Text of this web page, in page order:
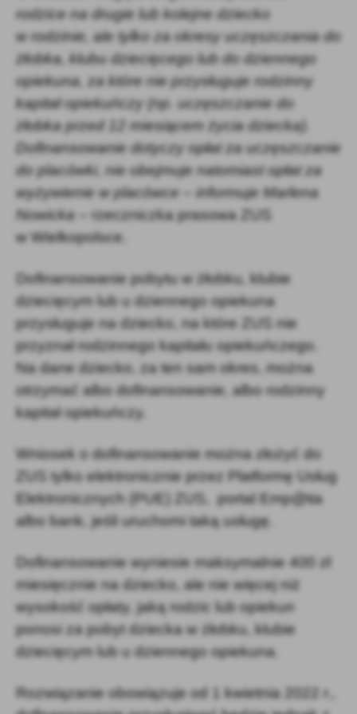
rodzice na drugie lub kolejne dziecko
w rodzinie, ale tylko za okresy uczęszczania do
żłobka, klubu dziecięcego lub do dziennego
opiekuna, za które nie przysługuje rodzinny
kapitał opiekuńczy (np. uczęszczanie do
żłobka przed 12 miesiącem życia dziecka).
Dofinansowanie dotyczy opłat za uczęszczanie
do placówki, nie obejmuje natomiast opłat za
wyżywienie w placówce – informuje Marlena
Nowicka – rzeczniczka prasowa ZUS
w Wielkopolsce.
Dofinansowanie pobytu w żłobku, klubie
dziecięcym lub u dziennego opiekuna
przysługuje na dziecko, na które ZUS nie
przyznał rodzinnego kapitału opiekuńczego.
Na dane dziecko, za ten sam okres, można
otrzymać albo dofinansowanie, albo rodzinny
kapitał opiekuńczy.
Wniosek o dofinansowanie można złożyć do
ZUS tylko elektronicznie przez Platformę Usług
Elektronicznych (PUE) ZUS, portal Emp@tia
albo bank, jeśli uruchomi taką usługę.
Dofinansowanie wyniesie maksymalnie 400 zł
miesięcznie na dziecko, ale nie więcej niż
wysokość opłaty, jaką rodzic lub opiekun
ponosi za pobyt dziecka w żłobku, klubie
dziecięcym lub u dziennego opiekuna.
Rozwiązanie obowiązuje od 1 kwietnia 2022 r.,